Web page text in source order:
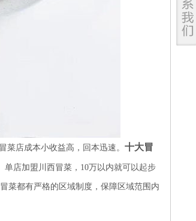
店成本小收益高，回本迅速。 十大冒
单店加盟川西冒菜，10万以内就可以起步
菜都有严格的区域制度，保障区域范围内